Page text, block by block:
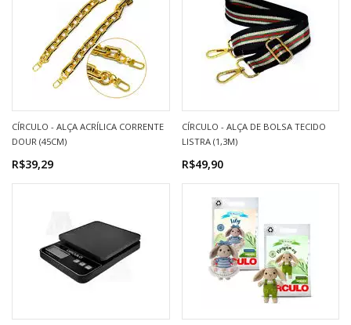
CÍRCULO - ALÇA ACRÍLICA CORRENTE
DOUR (45CM)
R$39,29
CÍRCULO - ALÇA DE BOLSA TECIDO
LISTRA (1,3M)
R$49,90